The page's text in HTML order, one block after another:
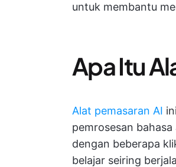
untuk membantu
Apa Itu
Alat pemasaran AI
pemrosesan
dengan beberapa
belajar seiring